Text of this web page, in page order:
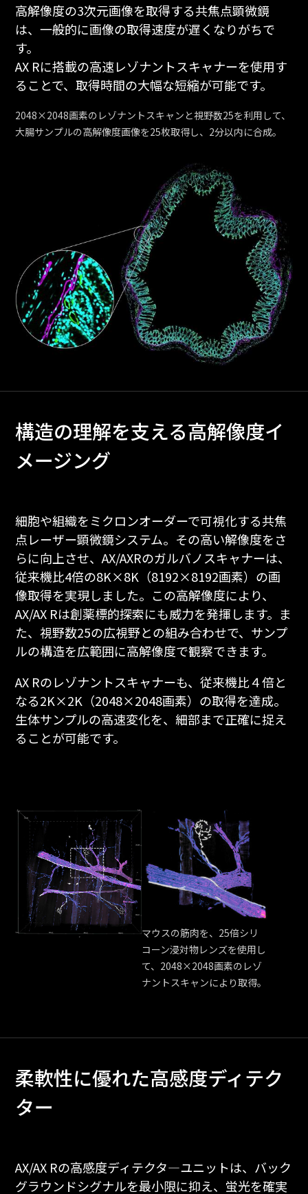
高解像度の3次元画像を取得する共焦点顕微鏡
は、一般的に画像の取得速度が遅くなりがちで
す。
AX Rに搭載の高速レゾナントスキャナーを使用す
ることで、取得時間の大幅な短縮が可能です。
2048×2048画素のレゾナントスキャンと視野数25を利用して、
大腸サンプルの高解像度画像を25枚取得し、2分以内に合成。
構造の理解を支える高解像度イ
メージング
細胞や組織をミクロンオーダーで可視化する共焦
点レーザー顕微鏡システム。その高い解像度をさ
らに向上させ、AX/AXRのガルバノスキャナーは、
従来機比4倍の8K×8K（8192×8192画素）の画
像取得を実現しました。この高解像度により、
AX/AX Rは創薬標的探索にも威力を発揮します。ま
た、視野数25の広視野との組み合わせで、サンプ
ルの構造を広範囲に高解像度で観察できます。
AX Rのレゾナントスキャナーも、従来機比４倍と
なる2K×2K（2048×2048画素）の取得を達成。
生体サンプルの高速変化を、細部まで正確に捉え
ることが可能です。
マウスの筋肉を、25倍シリ
コーン浸対物レンズを使用し
て、2048×2048画素のレゾ
ナントスキャンにより取得。
柔軟性に優れた高感度ディテク
ター
AX/AX Rの高感度ディテクタ―ユニットは、バック
グラウンドシグナルを最小限に抑え、蛍光を確実